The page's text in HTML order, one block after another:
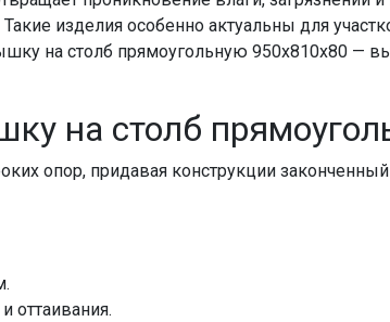
изделия особенно актуальны для
на столб прямоугольную 950х810х80 —
на столб
опор, придавая конструкции
оттаивания.